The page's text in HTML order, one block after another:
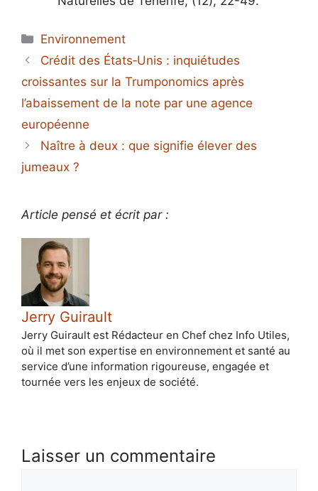
Catégories
Environnement
Crédit des États‑Unis : inquiétudes
croissantes sur la Trumponomics après
l’abaissement de la note par une agence
européenne
Naître à deux : que signifie élever des
jumeaux ?
Article pensé et écrit par :
Jerry Guirault
Jerry Guirault est Rédacteur en Chef chez Info Utiles,
où il met son expertise en environnement et santé au
service d’une information rigoureuse, engagée et
tournée vers les enjeux de société.
Laisser un commentaire